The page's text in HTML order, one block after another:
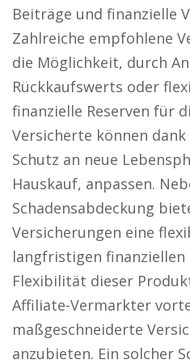
Beiträge und finanzielle
Zahlreiche empfohlene
die Möglichkeit, durch
Rückkaufswerts oder
finanzielle Reserven für
Versicherte können
Schutz an neue
Hauskauf, anpassen.
Schadensabdeckung
Versicherungen eine
langfristigen finanziellen
Flexibilität dieser
Affiliate-Vermarkter
maßgeschneiderte
anzubieten. Ein solcher